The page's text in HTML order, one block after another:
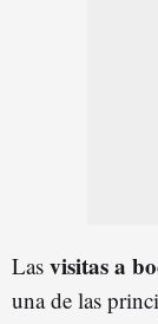
Las visitas a
una de las